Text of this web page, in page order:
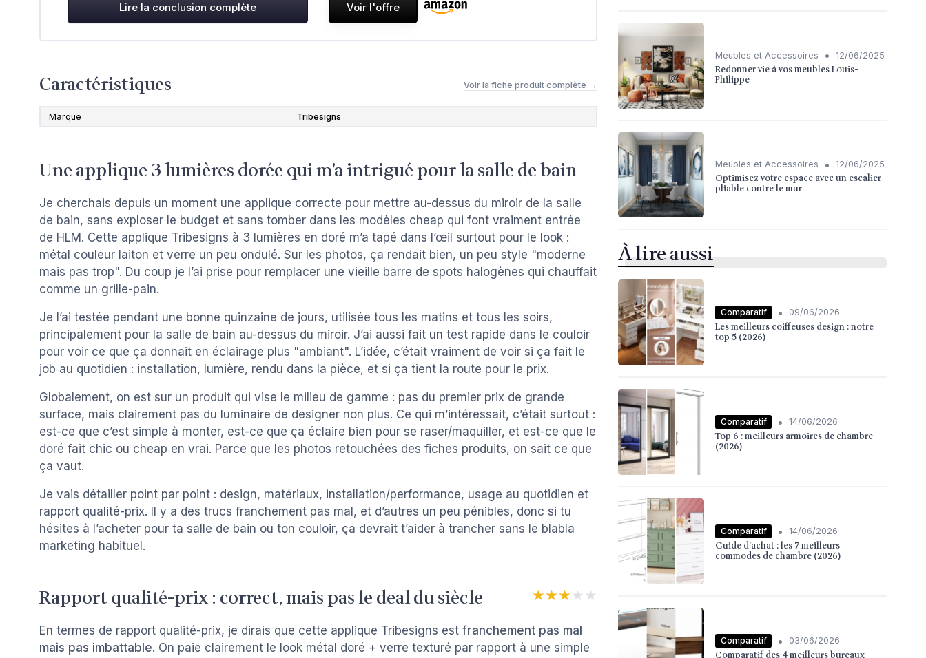
Lire la conclusion complète Voir l'offre
Caractéristiques Voir la fiche produit complète →
Marque Tribesigns
Une applique 3 lumières dorée qui m’a intrigué pour la salle de bain
Je cherchais depuis un moment une applique correcte pour mettre au-dessus du miroir de la salle
de bain, sans exploser le budget et sans tomber dans les modèles cheap qui font vraiment entrée
de HLM. Cette applique Tribesigns à 3 lumières en doré m’a tapé dans l’œil surtout pour le look :
métal couleur laiton et verre un peu ondulé. Sur les photos, ça rendait bien, un peu style "moderne
mais pas trop". Du coup je l’ai prise pour remplacer une vieille barre de spots halogènes qui chauffait
comme un grille-pain.
Je l’ai testée pendant une bonne quinzaine de jours, utilisée tous les matins et tous les soirs,
principalement pour la salle de bain au-dessus du miroir. J’ai aussi fait un test rapide dans le couloir
pour voir ce que ça donnait en éclairage plus "ambiant". L’idée, c’était vraiment de voir si ça fait le
job au quotidien : installation, lumière, rendu dans la pièce, et si ça tient la route pour le prix.
Globalement, on est sur un produit qui vise le milieu de gamme : pas du premier prix de grande
surface, mais clairement pas du luminaire de designer non plus. Ce qui m’intéressait, c’était surtout :
est-ce que c’est simple à monter, est-ce que ça éclaire bien pour se raser/maquiller, et est-ce que le
doré fait chic ou cheap en vrai. Parce que les photos retouchées des fiches produits, on sait ce que
ça vaut.
Je vais détailler point par point : design, matériaux, installation/performance, usage au quotidien et
rapport qualité-prix. Il y a des trucs franchement pas mal, et d’autres un peu pénibles, donc si tu
hésites à l’acheter pour ta salle de bain ou ton couloir, ça devrait t’aider à trancher sans le blabla
marketing habituel.
Rapport qualité-prix : correct, mais pas le deal du siècle ★★★★★
★★★★★
En termes de rapport qualité-prix, je dirais que cette applique Tribesigns est franchement pas mal
mais pas imbattable. On paie clairement le look métal doré + verre texturé par rapport à une simple
Meubles et Accessoires • 12/06/2025
Redonner vie à vos meubles Louis-
Philippe
Meubles et Accessoires • 12/06/2025
Optimisez votre espace avec un escalier
pliable contre le mur
À lire aussi
Comparatif • 09/06/2026
Les meilleurs coiffeuses design : notre
top 5 (2026)
Comparatif • 14/06/2026
Top 6 : meilleurs armoires de chambre
(2026)
Comparatif • 14/06/2026
Guide d'achat : les 7 meilleurs
commodes de chambre (2026)
Comparatif • 03/06/2026
Comparatif des 4 meilleurs bureaux